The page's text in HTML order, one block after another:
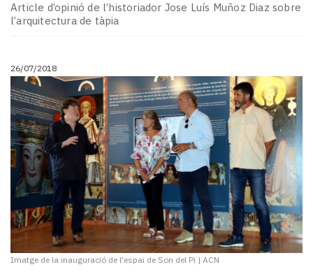
Article d’opinió de l’historiador Jose Luís Muñoz Diaz sobre
l’arquitectura de tàpia
26/07/2018
Imatge de la inauguració de l'espai de Son del Pi | ACN